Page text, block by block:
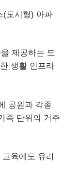
(도시형) 아파
을 제공하는 도
생활 인프라
공원과 각종
족 단위의 거주
육에도 유리